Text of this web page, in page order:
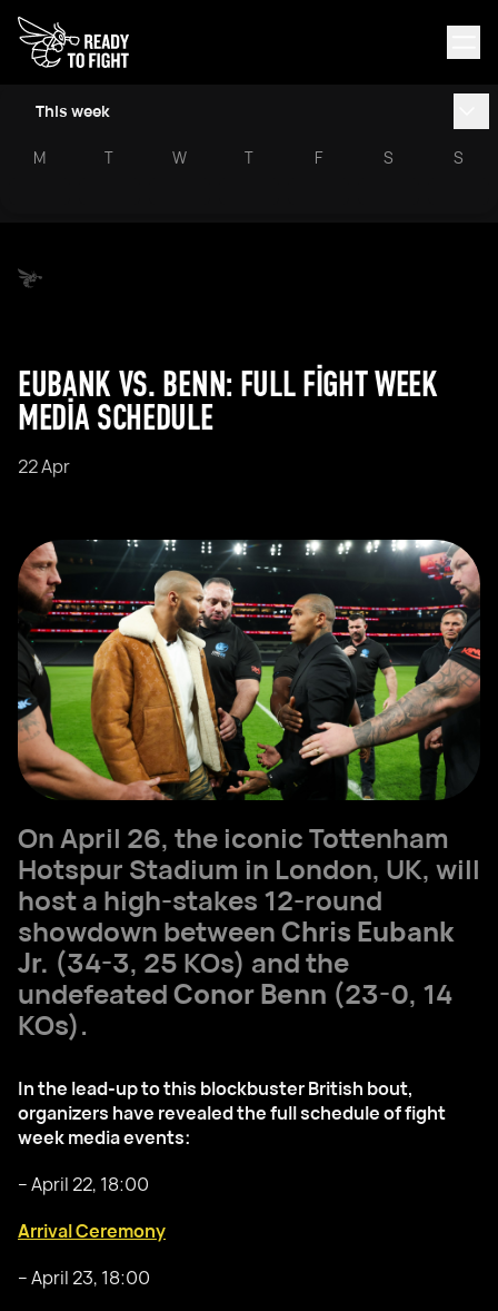
This week
M T W T F S S
EUBANK VS. BENN: FULL FIGHT WEEK
MEDIA SCHEDULE
22 Apr
On April 26, the iconic Tottenham
Hotspur Stadium in London, UK, will
host a high-stakes 12-round
showdown betweenChris Eubank
Jr. (34-3, 25 KOs) and the
undefeatedConor Benn (23-0, 14
KOs).
In the lead-up to this blockbuster British bout,
organizers have revealed the full schedule of fight
week media events:
– April 22, 18:00
Arrival Ceremony
– April 23, 18:00